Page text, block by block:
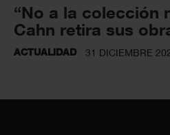
“No a la colección
Cahn retira sus
ACTUALIDAD 31 DICIEMBRE